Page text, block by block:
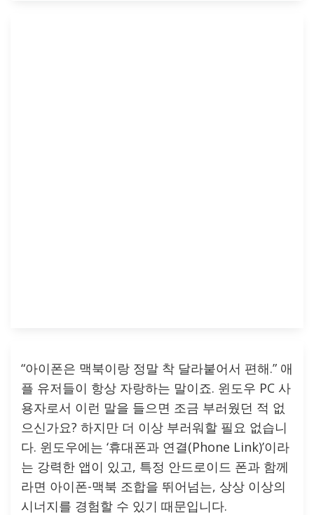
“아이폰은 맥북이랑 정말 착 달라붙어서 편해.” 애
플 유저들이 항상 자랑하는 말이죠. 윈도우 PC 사
용자로서 이런 말을 들으면 조금 부러웠던 적 없
으신가요? 하지만 더 이상 부러워할 필요 없습니
다. 윈도우에는 ‘휴대폰과 연결(Phone Link)’이라
는 강력한 앱이 있고, 특정 안드로이드 폰과 함께
라면 아이폰-맥북 조합을 뛰어넘는, 상상 이상의
시너지를 경험할 수 있기 때문입니다.